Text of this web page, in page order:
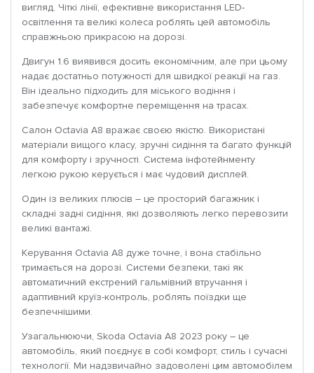
вигляд. Чіткі лінії, ефективне використання LED-
освітлення та великі колеса роблять цей автомобіль
справжньою прикрасою на дорозі.
Двигун 1.6 виявився досить економічним, але при цьому
надає достатньо потужності для швидкої реакції на газ.
Він ідеально підходить для міського водіння і
забезпечує комфортне переміщення на трасах.
Салон Octavia A8 вражає своєю якістю. Використані
матеріали вищого класу, зручні сидіння та багато функцій
для комфорту і зручності. Система інфотейнменту
легкою рукою керується і має чудовий дисплей.
Один із великих плюсів – це просторий багажник і
складні задні сидіння, які дозволяють легко перевозити
великі вантажі.
Керування Octavia A8 дуже точне, і вона стабільно
тримається на дорозі. Системи безпеки, такі як
автоматичний екстрений гальмівний втручання і
адаптивний круїз-контроль, роблять поїздки ще
безпечнішими.
Узагальнюючи, Skoda Octavia A8 2023 року – це
автомобіль, який поєднує в собі комфорт, стиль і сучасні
технології. Ми надзвичайно задоволені цим автомобілем